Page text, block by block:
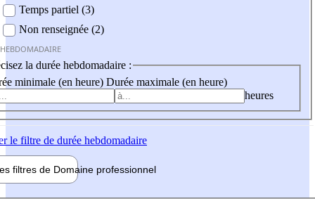
Temps partiel (3)
Non renseignée (2)
la durée hebdomadaire :
minimale (en heure) Durée maximale (en heure)
heures
le filtre de durée hebdomadaire
filtres de Domaine professionnel